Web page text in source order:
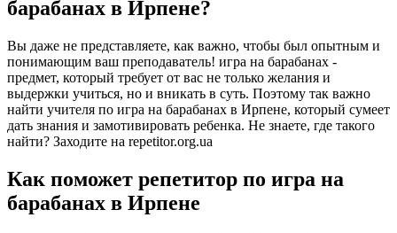
барабанах в Ирпене?
Вы даже не представляете, как важно, чтобы был опытным и
понимающим ваш преподаватель! игра на барабанах -
предмет, который требует от вас не только желания и
выдержки учиться, но и вникать в суть. Поэтому так важно
найти учителя по игра на барабанах в Ирпене, который сумеет
дать знания и замотивировать ребенка. Не знаете, где такого
найти? Заходите на repetitor.org.ua
Как поможет репетитор по игра на
барабанах в Ирпене